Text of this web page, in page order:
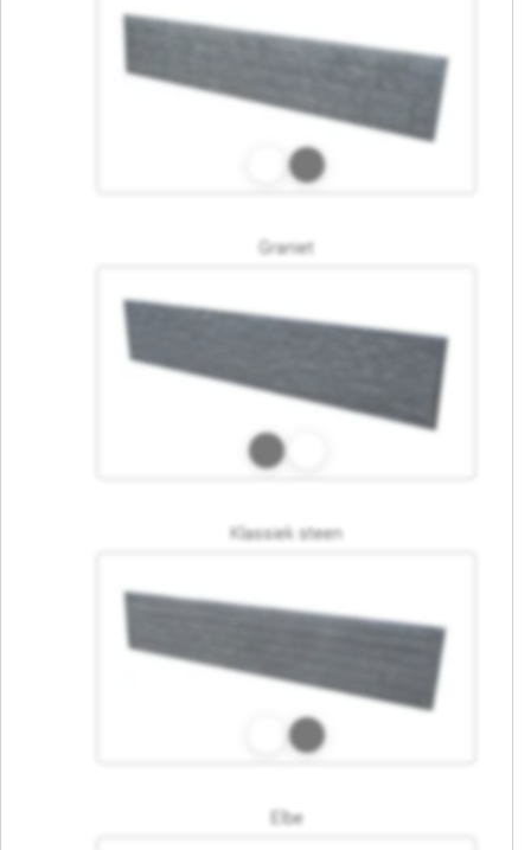
Graniet
Klassiek steen
Elbe